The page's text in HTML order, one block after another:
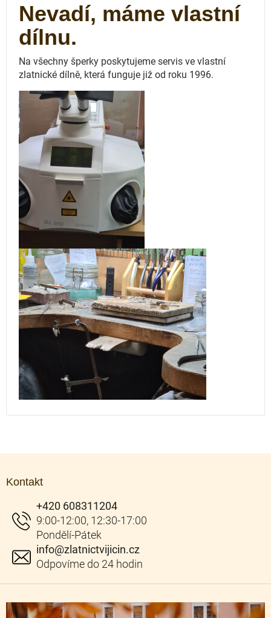
Nevadí, máme vlastní
dílnu.
Na všechny šperky poskytujeme servis ve vlastní
zlatnické dílně, která funguje již od roku 1996.
Kontakt
info@zlatnictvijicin.cz
+420 608311204